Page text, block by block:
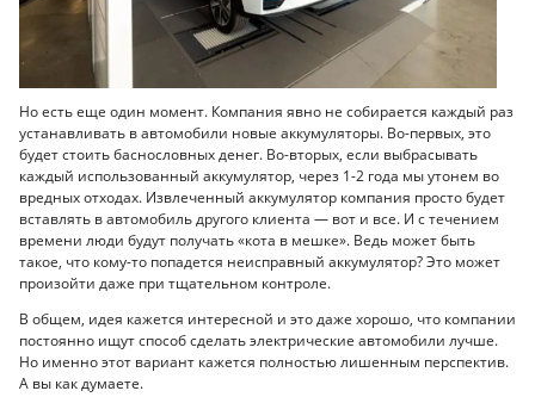
Но есть еще один момент. Компания явно не собирается каждый раз
устанавливать в автомобили новые аккумуляторы. Во-первых, это
будет стоить баснословных денег. Во-вторых, если выбрасывать
каждый использованный аккумулятор, через 1-2 года мы утонем во
вредных отходах. Извлеченный аккумулятор компания просто будет
вставлять в автомобиль другого клиента — вот и все. И с течением
времени люди будут получать «кота в мешке». Ведь может быть
такое, что кому-то попадется неисправный аккумулятор? Это может
произойти даже при тщательном контроле.
В общем, идея кажется интересной и это даже хорошо, что компании
постоянно ищут способ сделать электрические автомобили лучше.
Но именно этот вариант кажется полностью лишенным перспектив.
А вы как думаете.